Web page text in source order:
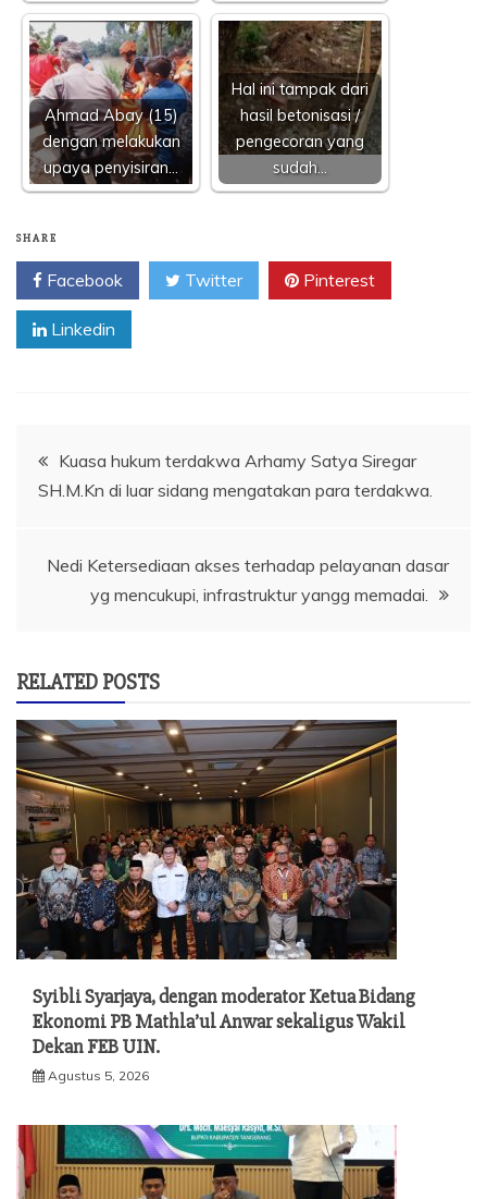
Ahmad Abay (15)
dengan melakukan
upaya penyisiran…
Hal ini tampak dari
hasil betonisasi /
pengecoran yang
sudah…
SHARE
Facebook Twitter Pinterest
Linkedin
Navigasi
pos
Kuasa hukum terdakwa Arhamy Satya Siregar
SH.M.Kn di luar sidang mengatakan para terdakwa.
Nedi Ketersediaan akses terhadap pelayanan dasar
yg mencukupi, infrastruktur yangg memadai.
RELATED POSTS
Syibli Syarjaya, dengan moderator Ketua Bidang
Ekonomi PB Mathla’ul Anwar sekaligus Wakil
Dekan FEB UIN.
Agustus 5, 2026